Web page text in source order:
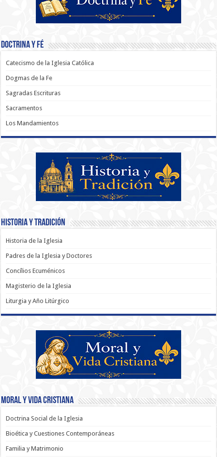
Doctrina y Fé
Catecismo de la Iglesia Católica
Dogmas de la Fe
Sagradas Escrituras
Sacramentos
Los Mandamientos
Historia y Tradición
Historia de la Iglesia
Padres de la Iglesia y Doctores
Concílios Ecuménicos
Magisterio de la Iglesia
Liturgia y Año Litúrgico
Moral y Vida Cristiana
Doctrina Social de la Iglesia
Bioética y Cuestiones Contemporáneas
Familia y Matrimonio